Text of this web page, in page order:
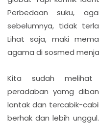
Perbedaan suku,
sebelumnya, tidak
Lihat saja, maki
agama di sosmed
Kita sudah melihat
peradaban yamg
lantak dan tercabik-
berhak dan lebih